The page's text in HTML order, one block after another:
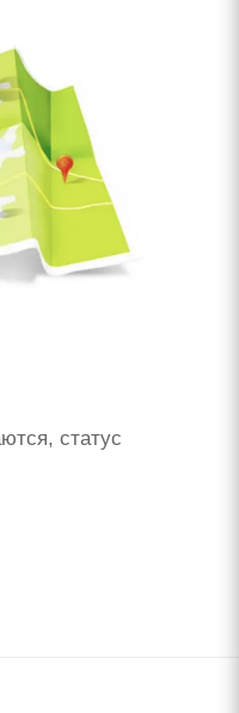
статус